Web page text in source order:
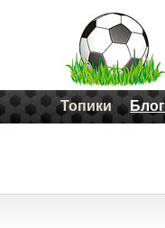
Топики